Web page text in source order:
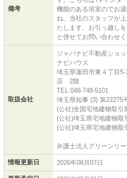
備考
機能のある浴室のでお
ね。当社のスタッフが
たします。お引っ越し
と併せてお問い合わせく
取扱会社
ジャパナビ不動産
ナビハウス
埼玉県蓮田市東４丁目
店 2階
TEL:048-748-5101
埼玉県知事 (3) 第22275
(公社)全国宅地建物取引
(公社)埼玉県宅地建物取
(公社)埼玉県宅地建物取
弁護士法人グリーンリ
情報更新日 2026年08月07日